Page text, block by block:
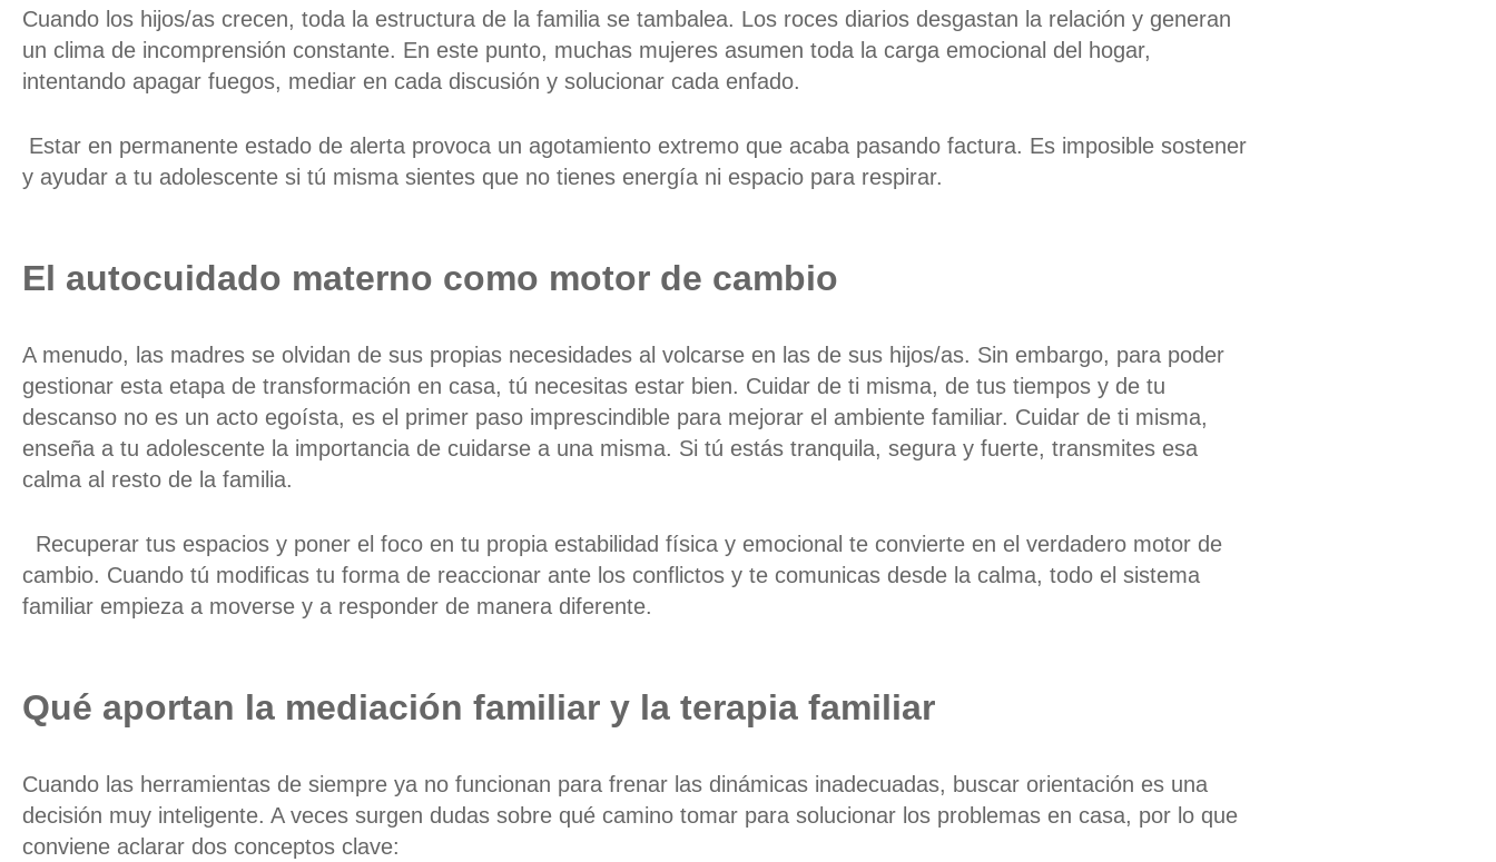
Cuando los hijos/as crecen, toda la estructura de la familia se tambalea. Los roces diarios desgastan la relación y generan
un clima de incomprensión constante. En este punto, muchas mujeres asumen toda la carga emocional del hogar,
intentando apagar fuegos, mediar en cada discusión y solucionar cada enfado.
Estar en permanente estado de alerta provoca un agotamiento extremo que acaba pasando factura. Es imposible sostener
y ayudar a tu adolescente si tú misma sientes que no tienes energía ni espacio para respirar.
El autocuidado materno como motor de cambio
A menudo, las madres se olvidan de sus propias necesidades al volcarse en las de sus hijos/as. Sin embargo, para poder
gestionar esta etapa de transformación en casa, tú necesitas estar bien. Cuidar de ti misma, de tus tiempos y de tu
descanso no es un acto egoísta, es el primer paso imprescindible para mejorar el ambiente familiar. Cuidar de ti misma,
enseña a tu adolescente la importancia de cuidarse a una misma. Si tú estás tranquila, segura y fuerte, transmites esa
calma al resto de la familia.
Recuperar tus espacios y poner el foco en tu propia estabilidad física y emocional te convierte en el verdadero motor de
cambio. Cuando tú modificas tu forma de reaccionar ante los conflictos y te comunicas desde la calma, todo el sistema
familiar empieza a moverse y a responder de manera diferente.
Qué aportan la mediación familiar y la terapia familiar
Cuando las herramientas de siempre ya no funcionan para frenar las dinámicas inadecuadas, buscar orientación es una
decisión muy inteligente. A veces surgen dudas sobre qué camino tomar para solucionar los problemas en casa, por lo que
conviene aclarar dos conceptos clave: